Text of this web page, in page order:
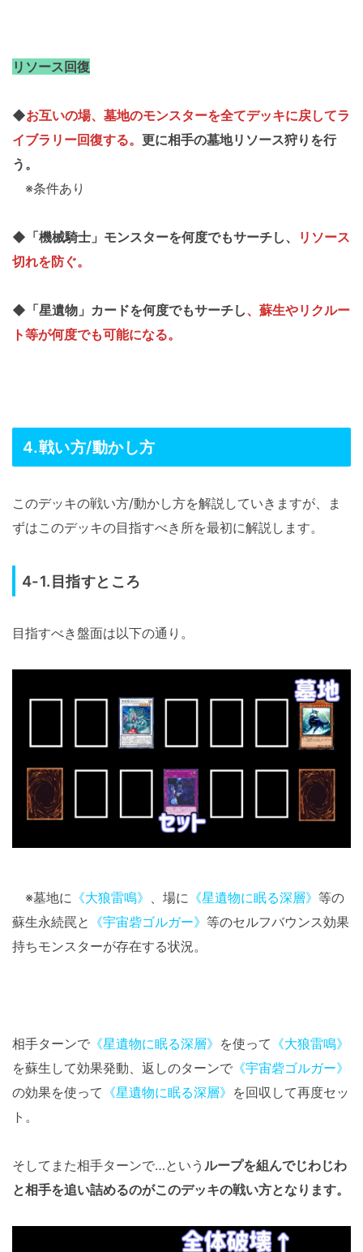
リソース回復
◆お互いの場、墓地のモンスターを全てデッキに戻してラ
イブラリー回復する。 更に相手の墓地リソース狩りを行
う。
※条件あり
◆「機械騎士」モンスターを何度でもサーチし、
リソース
切れを防ぐ。
◆「星遺物」カードを何度でもサーチし、蘇生やリクルー
ト等が何度でも可能になる。
4.戦い方/動かし方
このデッキの戦い方/動かし方を解説していきますが、ま
ずはこのデッキの目指すべき所を最初に解説します。
4-1.目指すところ
目指すべき盤面は以下の通り。
※墓地に 《大狼雷鳴》 、場に 《星遺物に眠る深層》 等の
蘇生永続罠と 《宇宙砦ゴルガー》 等のセルフバウンス効果
持ちモンスターが存在する状況。
相手ターンで 《星遺物に眠る深層》 を使って 《大狼雷鳴》
を蘇生して効果発動、返しのターンで 《宇宙砦ゴルガー》
の効果を使って 《星遺物に眠る深層》 を回収して再度セッ
ト。
そしてまた相手ターンで…という ループを組んでじわじわ
と相手を追い詰めるのがこのデッキの戦い方となります。